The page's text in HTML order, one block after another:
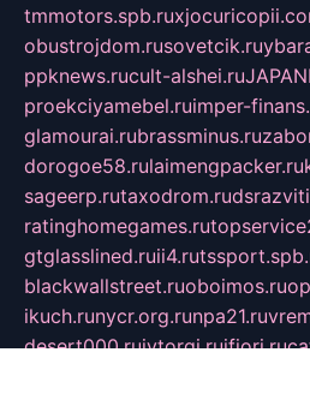
tmmotors.spb.ru
obustrojdom.rusovetcik.ru
ppknews.rucult-alshei.ru
proekciyamebel.ruimper-
glamourai.rubrassminus.ru
dorogoe58.rulaimengpacker.ru
sageerp.rutaxodrom.ru
ratinghomegames.ru
gtglasslined.ruii4.ru
blackwallstreet.ruoboimos.ru
ikuch.runycr.org.runpa21.ru
desert000.ruivtorgi.ruifiori.ru